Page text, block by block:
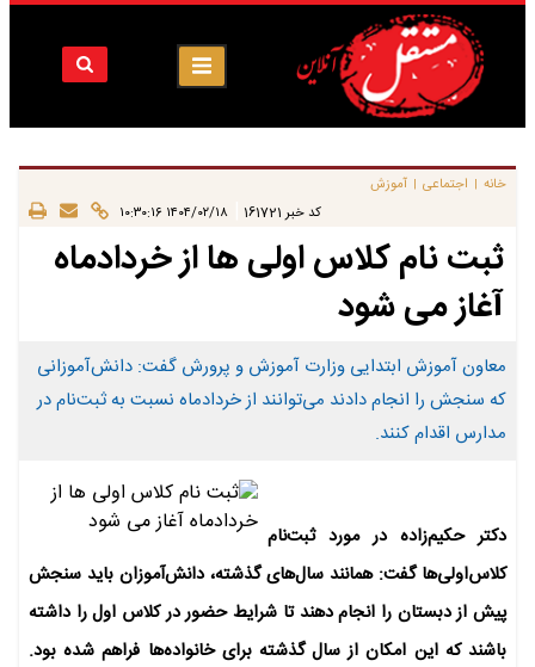
خانه | اجتماعی | آموزش
کد خبر 161721 ۱۴۰۴/۰۲/۱۸ ۱۰:۳۰:۱۶
ثبت نام کلاس اولی ها از خردادماه
آغاز می شود
معاون آموزش ابتدایی وزارت آموزش و پرورش گفت: دانش‌آموزانی
که سنجش را انجام دادند می‌توانند از خردادماه نسبت به ثبت‌نام در
مدارس اقدام کنند.
دکتر حکیم‌زاده در مورد ثبت‌نام
کلاس‌اولی‌ها گفت: همانند سال‌های گذشته، دانش‌آموزان باید سنجش
پیش از دبستان را انجام دهند تا شرایط حضور در کلاس اول را داشته
باشند که این امکان از سال گذشته برای خانواده‌ها فراهم شده بود.